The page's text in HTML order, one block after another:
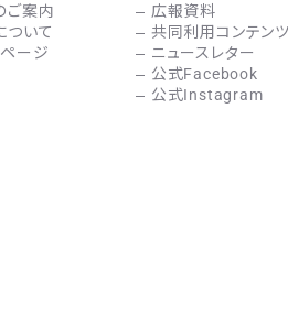
ご案内
ついて
ージ
広報資料
共同利用コンテン
ニュースレター
公式Facebook
公式Instagram